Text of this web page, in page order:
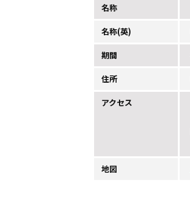
名称
名称(英)
期間
住所
アクセス
地図